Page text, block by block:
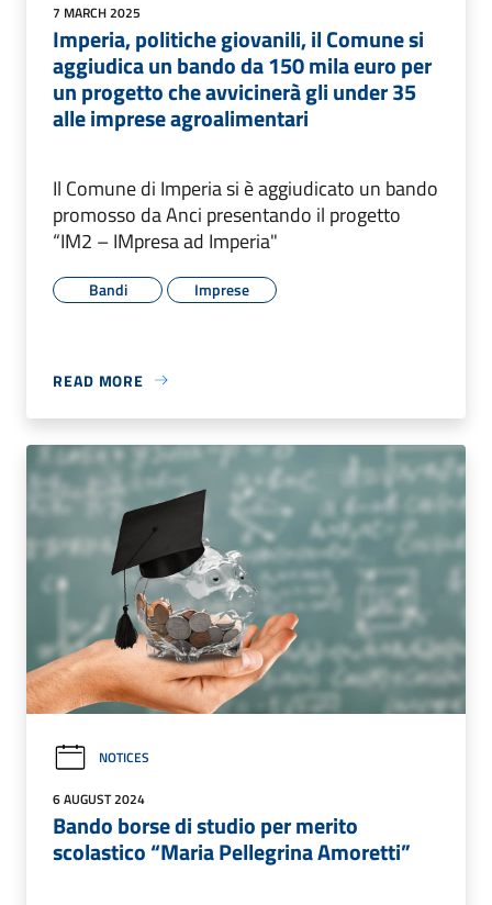
7 MARCH 2025
Imperia, politiche giovanili, il Comune si
aggiudica un bando da 150 mila euro per
un progetto che avvicinerà gli under 35
alle imprese agroalimentari
Il Comune di Imperia si è aggiudicato un bando
promosso da Anci presentando il progetto
“IM2 – IMpresa ad Imperia"
Bandi Imprese
READ MORE
NOTICES
6 AUGUST 2024
Bando borse di studio per merito
scolastico “Maria Pellegrina Amoretti”